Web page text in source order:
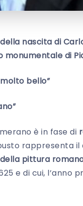
nascita di
di
bello”
è in fase di
rappresenta
pittura
e di cui, l’anno